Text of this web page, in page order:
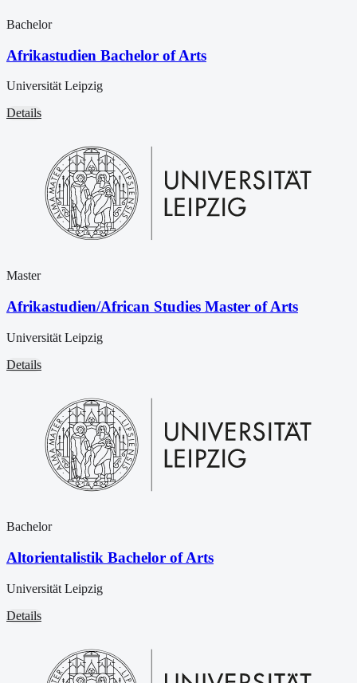
Bachelor
Afrikastudien Bachelor of Arts
Universität Leipzig
Details
Master
Afrikastudien/African Studies Master of Arts
Universität Leipzig
Details
Bachelor
Altorientalistik Bachelor of Arts
Universität Leipzig
Details